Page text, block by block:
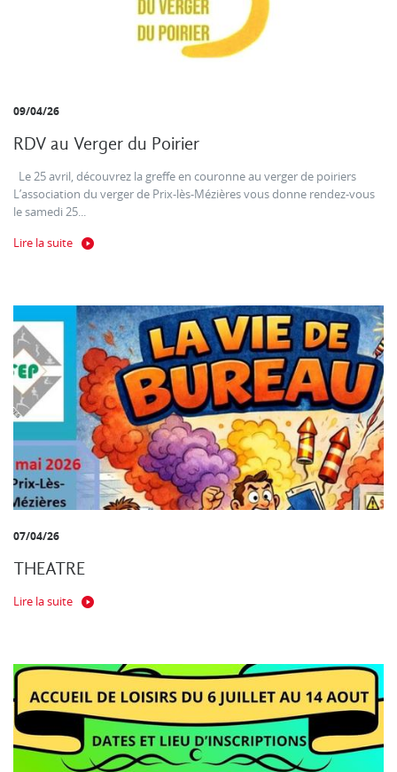
09/04/26
RDV au Verger du Poirier
Le 25 avril, découvrez la greffe en couronne au verger de poiriers
L’association du verger de Prix-lès-Mézières vous donne rendez-vous
le samedi 25...
Lire la suite
07/04/26
THEATRE
Lire la suite